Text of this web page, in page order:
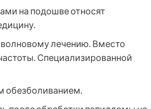
на подошве относят
лечению. Вместо
Специализированной
обезболиванием.